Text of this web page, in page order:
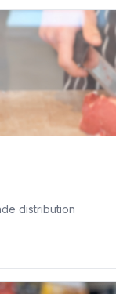
distribution